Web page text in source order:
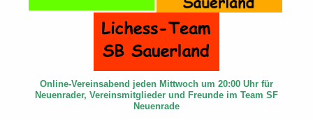
Online-Vereinsabend jeden Mittwoch um 20:00 Uhr für
Neuenrader, Vereinsmitglieder und Freunde im Team SF
Neuenrade